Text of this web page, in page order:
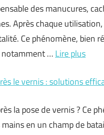
des manucures,
Après chaque
Ce phénomène, bien
notamment … Lire plus
le vernis : solutions
la pose de vernis ? Ce
en un champ de